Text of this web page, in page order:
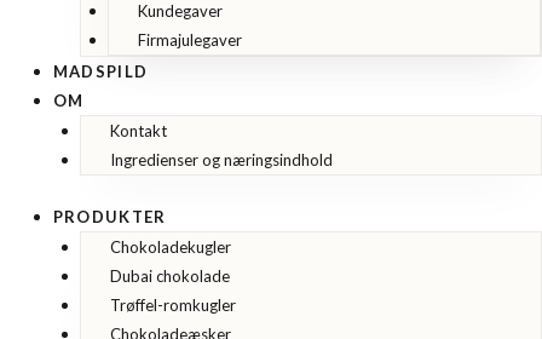
Kundegaver
Firmajulegaver
MADSPILD
OM
Kontakt
Ingredienser og næringsindhold
PRODUKTER
Chokoladekugler
Dubai chokolade
Trøffel-romkugler
Chokoladeæsker